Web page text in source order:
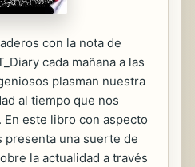
con la nota de
cada mañana a las
plasman nuestra
al tiempo que nos
En este libro con aspecto
presenta una suerte de
la actualidad a través